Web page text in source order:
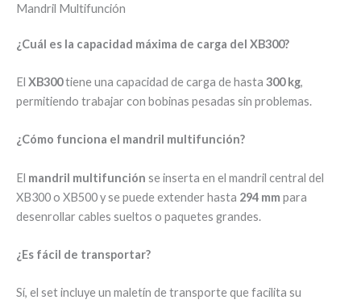
Mandril Multifunción
¿Cuál es la capacidad máxima de carga del XB300?
El XB300tiene una capacidad de carga de hasta 300 kg,
permitiendo trabajar con bobinas pesadas sin problemas.
¿Cómo funciona el mandril multifunción?
El mandril multifunción se inserta en el mandril central del
XB300 o XB500 y se puede extender hasta 294 mm para
desenrollar cables sueltos o paquetes grandes.
¿Es fácil de transportar?
Sí, el set incluye un maletín de transporte que facilita su